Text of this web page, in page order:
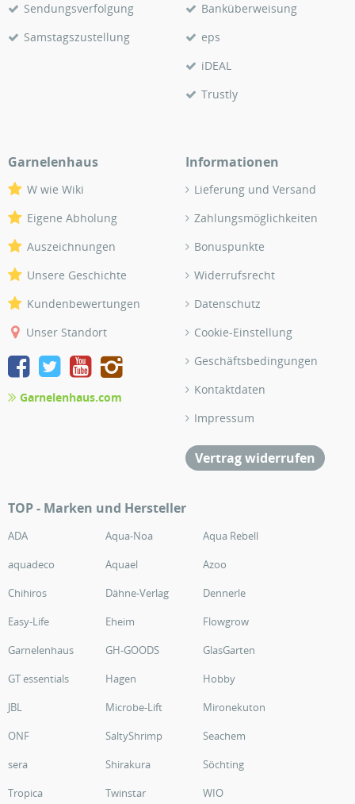
Sendungsverfolgung
Samstagszustellung
Banküberweisung
eps
iDEAL
Trustly
Garnelenhaus
W wie Wiki
Eigene Abholung
Auszeichnungen
Unsere Geschichte
Kundenbewertungen
Unser Standort
Garnelenhaus.com
Informationen
Lieferung und Versand
Zahlungsmöglichkeiten
Bonuspunkte
Widerrufsrecht
Datenschutz
Cookie-Einstellung
Geschäftsbedingungen
Kontaktdaten
Impressum
Vertrag widerrufen
TOP - Marken und Hersteller
ADA Aqua-Noa
Aqua Rebell
aquadeco
Aquael
Azoo
Chihiros
Dähne-Verlag
Dennerle
Easy-Life
Eheim
Flowgrow
Garnelenhaus
GH-GOODS
GlasGarten
GT essentials
Hagen
Hobby
JBL
Microbe-Lift
Mironekuton
ONF
SaltyShrimp
Seachem
sera
Shirakura
Söchting
Tropica
Twinstar WIO